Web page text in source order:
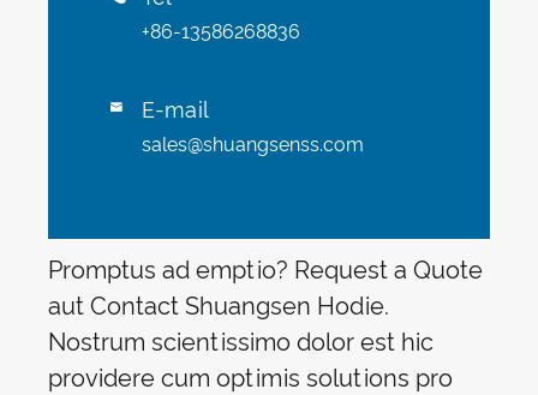
+86-13586268836
 E-mail
sales@shuangsenss.com
Promptus ad emptio? Request a Quote
aut Contact Shuangsen Hodie.
Nostrum scientissimo dolor est hic
providere cum optimis solutions pro